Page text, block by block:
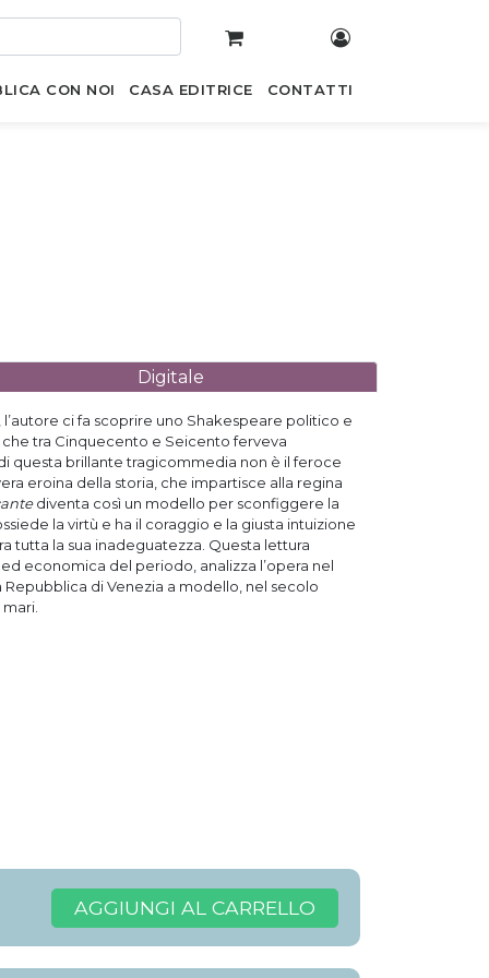
CON NOI CASA EDITRICE CONTATTI
Digitale
, l’autore ci fa scoprire uno Shakespeare politico e
tra Cinquecento e Seicento ferveva
questa brillante tragicommedia non è il feroce
eroina della storia, che impartisce alla regina
diventa così un modello per sconfiggere la
la virtù e ha il coraggio e la giusta intuizione
tutta la sua inadeguatezza. Questa lettura
economica del periodo, analizza l’opera nel
di Venezia a modello, nel secolo
AGGIUNGI AL CARRELLO